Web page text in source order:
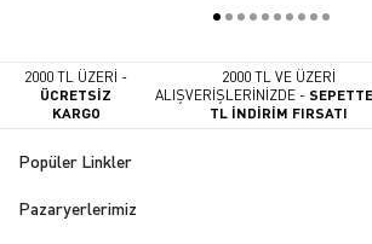
2000 TL ÜZERİ -
ÜCRETSİZ
KARGO
2000 TL VE ÜZERİ
ALIŞVERİŞLERİNİZDE -
TL İNDİRİM FIRSATI
Popüler Linkler
Pazaryerlerimiz